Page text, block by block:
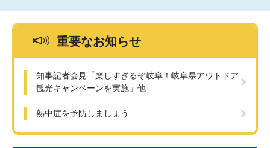
重要なお知らせ
知事記者会見「楽しすぎるぞ岐阜！岐阜県アウトドア
観光キャンペーンを実施」他
熱中症を予防しましょう